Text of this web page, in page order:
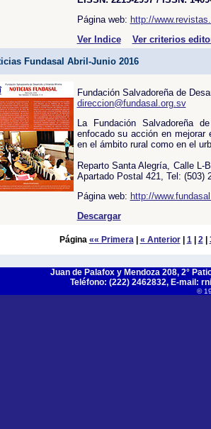
Página web: http://
Ver Indice
Ver criterios
Fundasal Abril-Junio 2016
Fundación Salvadoreña de
direccion@fundasal.org.sv
La Fundación Salvadoreña
enfocado su acción en
en el ámbito rural como en el
Reparto Santa Alegría, Calle
Apartado Postal 421, Tel: (503)
Página web: http://
Descargar
Página «« Primera| « Anterior| 1| 2|
Juan de Palafox y Mendoza 208, 2°
Teléfono: (222) 2462832, E-mail:
©